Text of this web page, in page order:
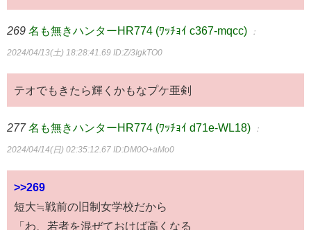
269 名も無きハンターHR774 (ﾜｯﾁｮｲ c367-mqcc) ：
2024/04/13(土) 18:28:41.69 ID:Z/3IgkTO0
テオでもきたら輝くかもなプケ亜剣
277 名も無きハンターHR774 (ﾜｯﾁｮｲ d71e-WL18) ：
2024/04/14(日) 02:35:12.67 ID:DM0O+aMo0
>>269
短大≒戦前の旧制女学校だから
「わ、若者を混ぜておけば高くなる